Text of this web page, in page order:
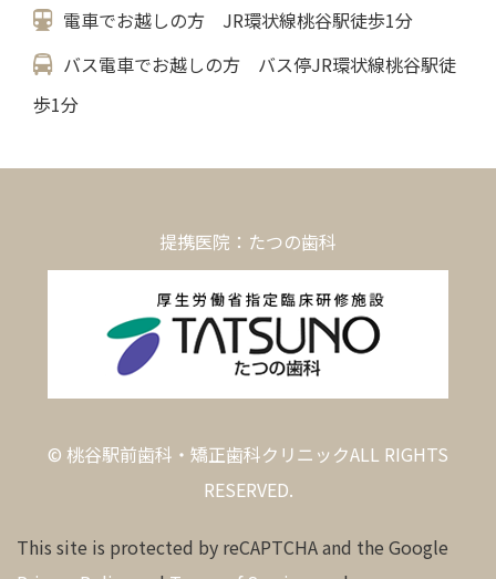
電車でお越しの方 JR環状線桃谷駅徒歩1分
バス電車でお越しの方 バス停JR環状線桃谷駅徒
歩1分
提携医院：たつの歯科
© 桃谷駅前歯科・矯正歯科クリニックALL RIGHTS
RESERVED.
This site is protected by reCAPTCHA and the Google